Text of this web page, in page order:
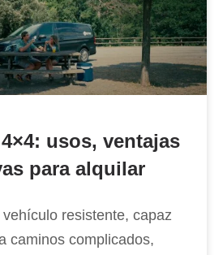
usos, ventajas
para alquilar
resistente, capaz
caminos complicados,